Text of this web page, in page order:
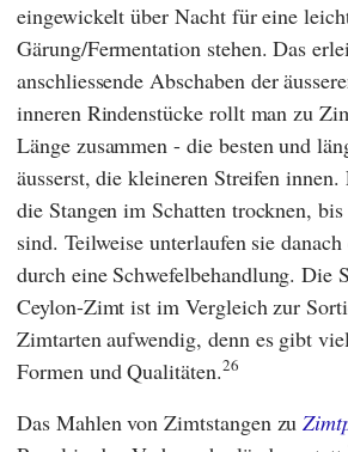
eingewickelt über Nacht für eine
Gärung/Fermentation stehen. Das
anschliessende Abschaben der
inneren Rindenstücke rollt man zu
Länge zusammen - die besten und
äusserst, die kleineren Streifen innen.
die Stangen im Schatten trocknen,
sind. Teilweise unterlaufen sie
durch eine Schwefelbehandlung. Die
Ceylon-Zimt ist im Vergleich zur
Zimtarten aufwendig, denn es gibt
Formen und Qualitäten.26
Das Mahlen von Zimtstangen zu